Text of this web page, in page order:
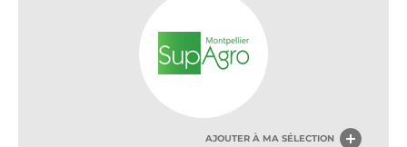
AJOUTER À MA SÉLECTION